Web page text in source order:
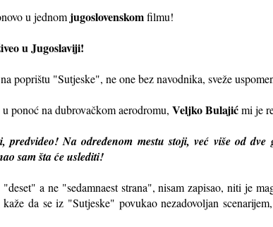
u jednom jugoslovenskomfilmu!
u Jugoslaviji!
poprištu "Sutjeske", ne one bez navodnika, sveže
ponoć na dubrovačkom aerodromu, Veljko Bulajićmi je
predvideo! Na određenom mestu stoji, već više od
sam šta će uslediti!
a ne "sedamnaest strana", nisam zapisao, niti je
da se iz "Sutjeske" povukao nezadovoljan